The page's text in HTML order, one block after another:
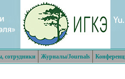
сотрудники Журналы/Journals